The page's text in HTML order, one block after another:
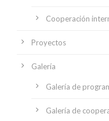
Cooperación
Proyectos
Galería
Galería de
Galería de